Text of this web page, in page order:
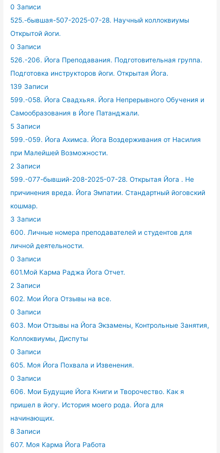
0 Записи
525.-бывшая-507-2025-07-28. Научный коллоквиумы
Открытой йоги.
0 Записи
526.-206. Йога Преподавания. Подготовительная группа.
Подготовка инструкторов йоги. Открытая Йога.
139 Записи
599.-058. Йога Свадхьяя. Йога Непрерывного Обучения и
Самообразования в Йоге Патанджали.
5 Записи
599.-059. Йога Ахимса. Йога Воздерживания от Насилия
при Малейшей Возможности.
2 Записи
599.-077-бывший-208-2025-07-28. Открытая Йога . Не
причинения вреда. Йога Эмпатии. Стандартный йоговский
кошмар.
3 Записи
600. Личные номера преподавателей и студентов для
личной деятельности.
0 Записи
601.Мой Карма Раджа Йога Отчет.
2 Записи
602. Мои Йога Отзывы на все.
0 Записи
603. Мои Отзывы на Йога Экзамены, Контрольные Занятия,
Коллоквиумы, Диспуты
0 Записи
605. Моя Йога Похвала и Извенения.
0 Записи
606. Мои Будущие Йога Книги и Творочество. Как я
пришел в йогу. История моего рода. Йога для
начинающих.
8 Записи
607. Моя Карма Йога Работа